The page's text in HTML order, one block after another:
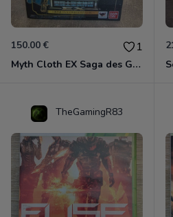
150.00 € 1
Myth Cloth EX Saga des Gémeaux
TheGamingR83